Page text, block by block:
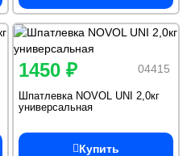
04415
1450 ₽
Шпатлевка NOVOL UNI 2,0кг
универсальная
Купить